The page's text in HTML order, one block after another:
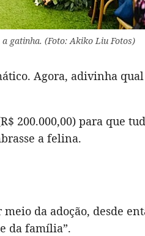
gatinha. (Foto: Akiko Liu Fotos)
Agora, adivinha
200.000,00) para que
a felina.
da adoção, desde
da família”.